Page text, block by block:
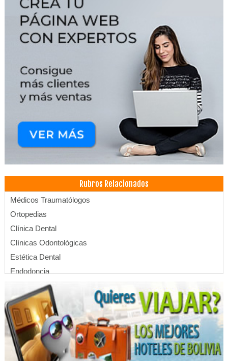
Rubros Relacionados
Médicos Traumatólogos
Ortopedias
Clínica Dental
Clínicas Odontológicas
Estética Dental
Endodoncia
Implantología Dental
Ortodoncia
Odontología
Dentistas
Consultorio Dental
Médicos Gastroenterólogos